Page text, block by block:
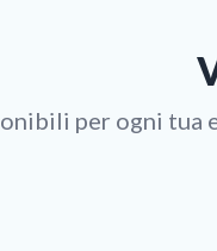
per ogni tua